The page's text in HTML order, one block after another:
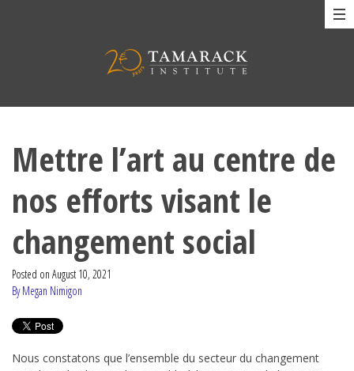
Mettre l’art au centre de
nos efforts visant le
changement social
Posted on August 10, 2021
By Megan Nimigon
Nous constatons que l’ensemble du secteur du changement